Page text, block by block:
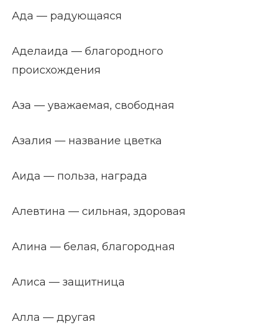
Ада — радующаяся
Аделаида — благородного
происхождения
Аза — уважаемая, свободная
Азалия — название цветка
Аида — польза, награда
Алевтина — сильная, здоровая
Алина — белая, благородная
Алиса — защитница
Алла — другая